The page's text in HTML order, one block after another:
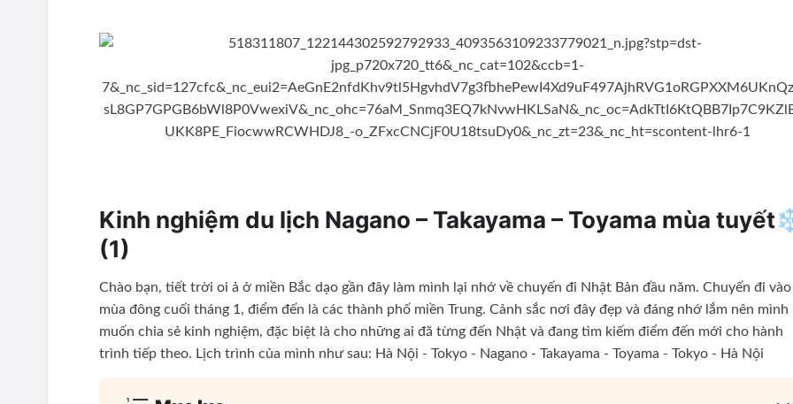
Kinh nghiệm du lịch Nagano – Takayama – Toyama mùa
(1)
Chào bạn, tiết trời oi ả ở miền Bắc dạo gần đây làm mình lại nhớ về chuyến đi Nhật Bản đầu năm. Chuyến đi vào
mùa đông cuối tháng 1, điểm đến là các thành phố miền Trung. Cảnh sắc nơi đây đẹp và đáng nhớ lắm nên mình
muốn chia sẻ kinh nghiệm, đặc biệt là cho những ai đã từng đến Nhật và đang tìm kiếm điểm đến mới cho hành
trình tiếp theo. Lịch trình của mình như sau: Hà Nội - Tokyo - Nagano - Takayama - Toyama - Tokyo - Hà Nội